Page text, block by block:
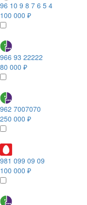
96 10 9 8 7 6 5 4
100 000 ₽
966 93 22222
80 000 ₽
962 7007070
250 000 ₽
981 099 09 09
100 000 ₽